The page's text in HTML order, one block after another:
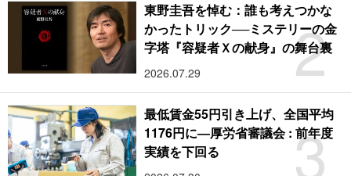
2
東野圭吾を悼む：誰も考えつかな
かったトリック──ミステリーの金
字塔『容疑者Ｘの献身』の舞台裏
2026.07.29
3
最低賃金55円引き上げ、全国平均
1176円に―厚労省審議会 : 前年度
実績を下回る